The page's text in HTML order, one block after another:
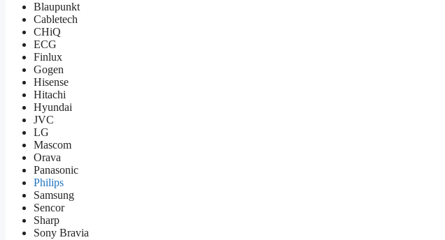
Blaupunkt
Cabletech
CHiQ
ECG
Finlux
Gogen
Hisense
Hitachi
Hyundai
JVC
LG
Mascom
Orava
Panasonic
Philips
Samsung
Sencor
Sharp
Sony Bravia